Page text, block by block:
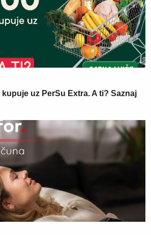
uz PerSu Extra. A ti? Saznaj